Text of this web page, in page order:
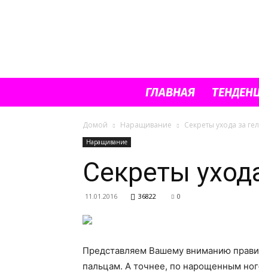
ГЛАВНАЯ
Домой Наращивание Секреты ухода за
Наращивание
Секреты
11.01.2016 36822 0
Представляем Вашему вниманию
пальцам. А точнее, по нарощенным